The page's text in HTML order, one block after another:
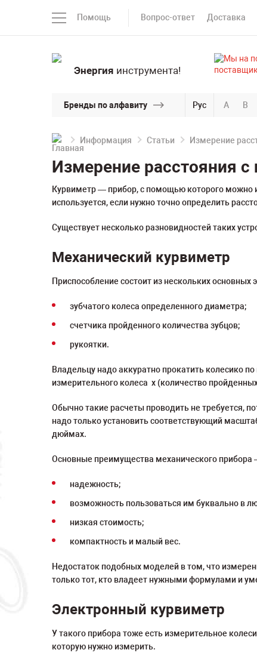
Помощь Вопрос-ответ Доставка
Энергия инструмента!
Бренды по алфавиту Рус A B
Информация Статьи Измерение
Измерение расстояния
Курвиметр — прибор, с помощью которого можно
используется, если нужно точно определить
Существует несколько разновидностей таких
Механический курвиметр
Приспособление состоит из нескольких основных
зубчатого колеса определенного диаметра;
счетчика пройденного количества зубцов;
рукоятки.
Владельцу надо аккуратно прокатить колесико
измерительного колеса х (количество
Обычно такие расчеты проводить не требуется,
надо только установить соответствующий
дюймах.
Основные преимущества механического прибора
надежность;
возможность пользоваться им буквально в
низкая стоимость;
компактность и малый вес.
Недостаток подобных моделей в том, что
только тот, кто владеет нужными формулами и
Электронный курвиметр
У такого прибора тоже есть измерительное
которую нужно измерить.